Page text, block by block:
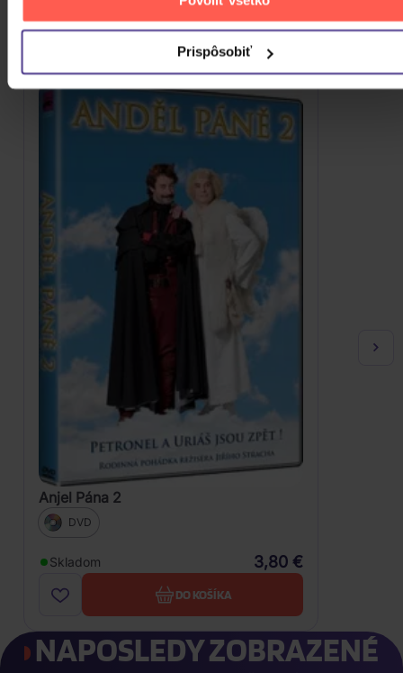
Prispôsobiť
Do nálady sa vám možno trafia aj nasledujúce
kusovky. Mrknite na ne.
Anjel Pána 2
DVD
Skladom 3,80 €
DO KOŠÍKA
NAPOSLEDY ZOBRAZENÉ